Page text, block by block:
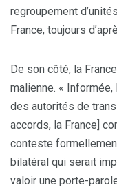
regroupement
France, toujours
De son côté, la
malienne. «
des autorités de
accords, la France]
conteste
bilatéral qui serait
valoir une porte-